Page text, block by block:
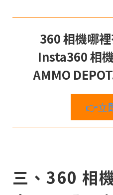
360 相機哪
Insta360 相
AMMO
👉立
三、360 相